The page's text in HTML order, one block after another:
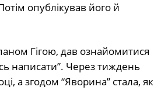
опублікував його й
Гігою, дав ознайомитися
написати”. Через тиждень
а згодом “Яворина” стала, як